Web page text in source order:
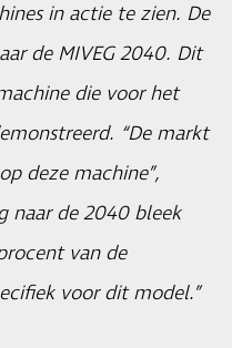
in actie te zien. De
de MIVEG 2040. Dit
die voor het
“De markt
deze machine”,
naar de 2040 bleek
van de
voor dit model.”